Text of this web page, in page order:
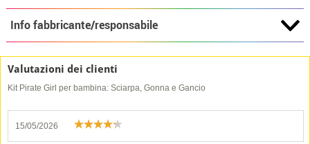
Info fabbricante/responsabile
Valutazioni dei clienti
Kit Pirate Girl per bambina: Sciarpa, Gonna e Gancio
15/05/2026